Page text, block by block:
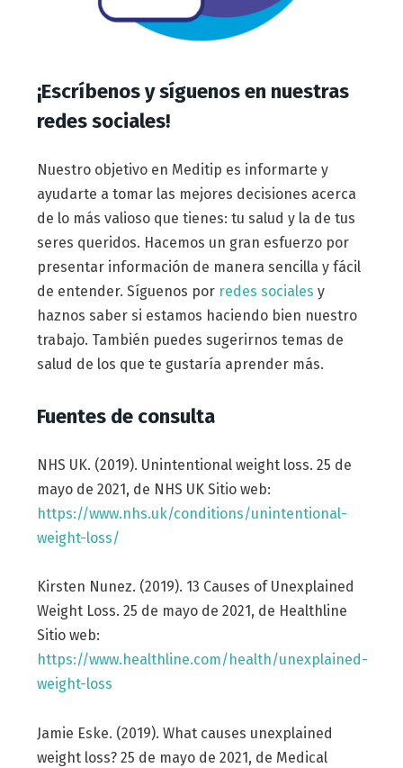
¡Escríbenos y síguenos en nuestras
redes sociales!
Nuestro objetivo en Meditip es informarte y
ayudarte a tomar las mejores decisiones acerca
de lo más valioso que tienes: tu salud y la de tus
seres queridos. Hacemos un gran esfuerzo por
presentar información de manera sencilla y fácil
de entender. Síguenos por redes sociales y
haznos saber si estamos haciendo bien nuestro
trabajo. También puedes sugerirnos temas de
salud de los que te gustaría aprender más.
Fuentes de consulta
NHS UK. (2019). Unintentional weight loss. 25 de
mayo de 2021, de NHS UK Sitio web:
https://www.nhs.uk/conditions/unintentional-
weight-loss/
Kirsten Nunez. (2019). 13 Causes of Unexplained
Weight Loss. 25 de mayo de 2021, de Healthline
Sitio web:
https://www.healthline.com/health/unexplained-
weight-loss
Jamie Eske. (2019). What causes unexplained
weight loss? 25 de mayo de 2021, de Medical